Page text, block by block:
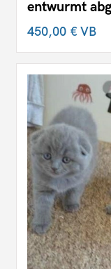
entwurmt
450,00 €VB